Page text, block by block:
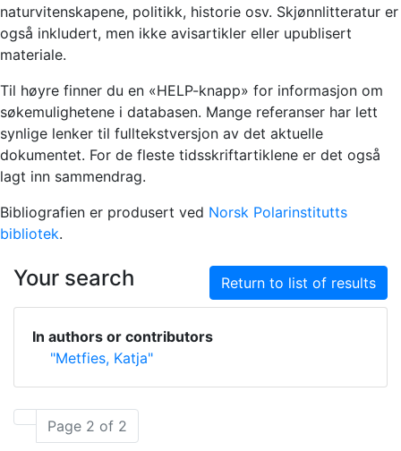
naturvitenskapene, politikk, historie osv. Skjønnlitteratur er
også inkludert, men ikke avisartikler eller upublisert
materiale.
Til høyre finner du en «HELP-knapp» for informasjon om
søkemulighetene i databasen. Mange referanser har lett
synlige lenker til fulltekstversjon av det aktuelle
dokumentet. For de fleste tidsskriftartiklene er det også
lagt inn sammendrag.
Bibliografien er produsert ved Norsk Polarinstitutts
bibliotek.
Your search Return to list of results
In authors or contributors
"Metfies, Katja"
Page 2 of 2